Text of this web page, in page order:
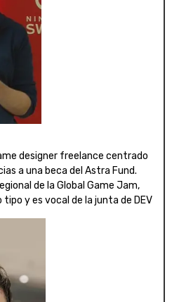
designer freelance centrado
a una beca del Astra Fund.
de la Global Game Jam,
y es vocal de la junta de DEV